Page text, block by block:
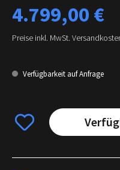
Regulärer Preis:
4.799,00 €
Preise inkl. MwSt.
Verfügbarkeit auf Anfrage